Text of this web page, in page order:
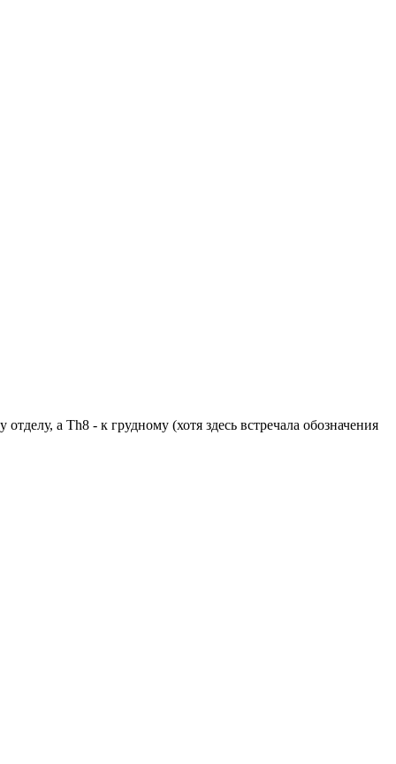
а Th8 - к грудному (хотя здесь встречала обозначения